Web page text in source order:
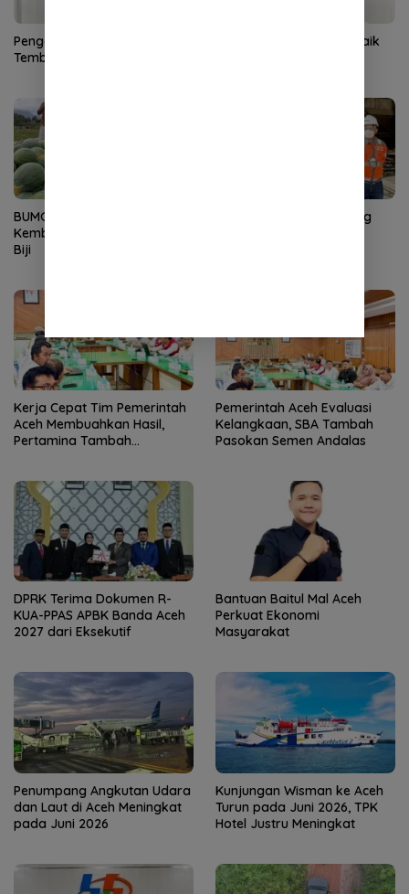
Pengangguran Aceh Naik,
Tembus 5,89 Persen
Penduduk Miskin Aceh Naik
BUMG Lamgirek Aceh Besar
Kembangkan Semangka Non
Biji
Dirut SIG Tinjau Langsung
Kerja Cepat Tim Pemerintah
Aceh Membuahkan Hasil,
Pertamina Tambah
Pemerintah Aceh Evaluasi
Kelangkaan, SBA Tambah
Pasokan Semen Andalas
DPRK Terima Dokumen R-
KUA-PPAS APBK Banda Aceh
2027 dari Eksekutif
Bantuan Baitul Mal Aceh
Perkuat Ekonomi
Masyarakat
Penumpang Angkutan Udara
dan Laut di Aceh Meningkat
pada Juni 2026
Kunjungan Wisman ke Aceh
Turun pada Juni 2026, TPK
Hotel Justru Meningkat